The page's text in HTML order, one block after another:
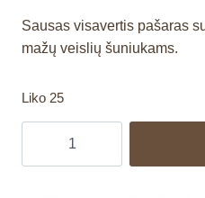
Sausas visavertis pašaras
mažų veislių šuniukams.
Liko 25